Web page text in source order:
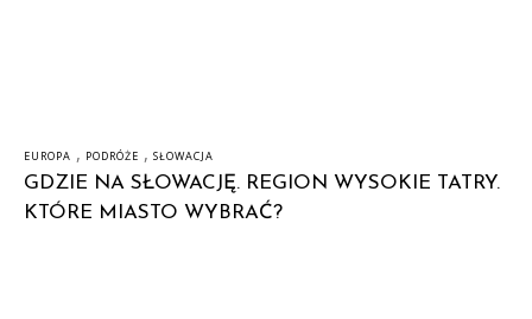
EUROPA , PODRÓŻE , SŁOWACJA
GDZIE NA SŁOWACJĘ. REGION WYSOKIE TATRY.
KTÓRE MIASTO WYBRAĆ?